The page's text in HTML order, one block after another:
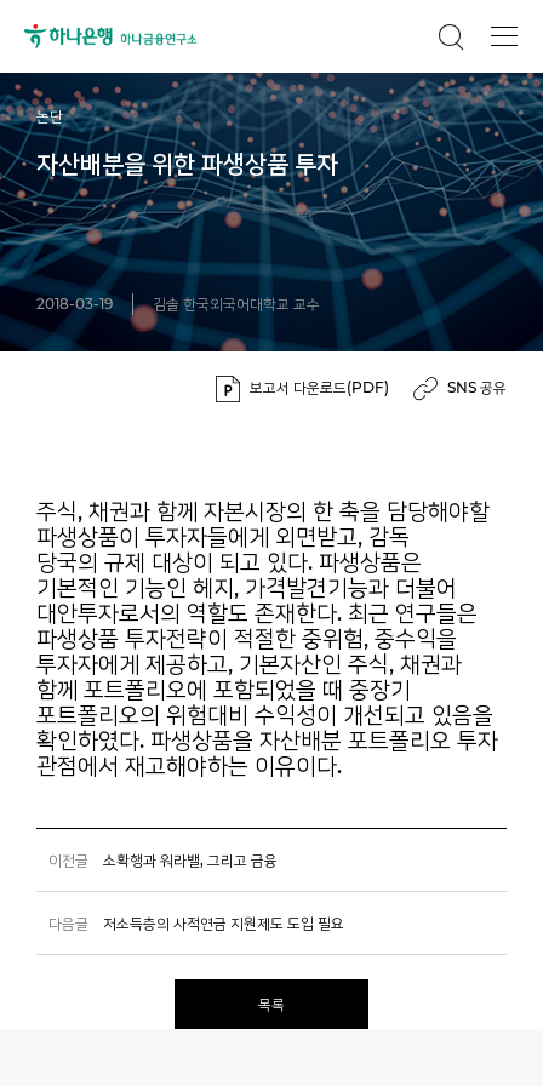
논단
자산배분을 위한 파생상품 투자
2018-03-19 김솔 한국외국어대학교 교수
보고서 다운로드(PDF) SNS 공유
주식, 채권과 함께 자본시장의 한 축을 담당해야할
파생상품이 투자자들에게 외면받고, 감독
당국의 규제 대상이 되고 있다. 파생상품은
기본적인 기능인 헤지, 가격발견기능과 더불어
대안투자로서의 역할도 존재한다. 최근 연구들은
파생상품 투자전략이 적절한 중위험, 중수익을
투자자에게 제공하고, 기본자산인 주식, 채권과
함께 포트폴리오에 포함되었을 때 중장기
포트폴리오의 위험대비 수익성이 개선되고 있음을
확인하였다. 파생상품을 자산배분 포트폴리오 투자
관점에서 재고해야하는 이유이다.
이전글 소확행과 워라밸, 그리고 금융
다음글 저소득층의 사적연금 지원제도 도입 필요
목록